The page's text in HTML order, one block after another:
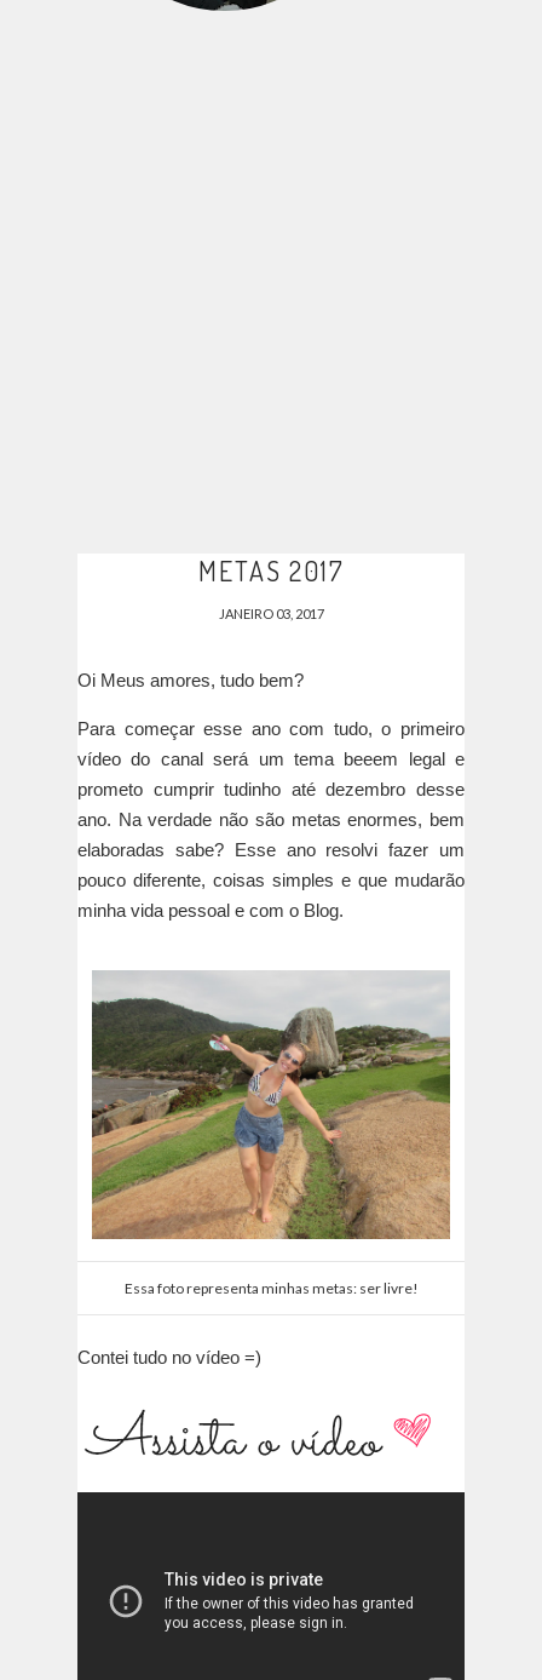
METAS 2017
JANEIRO 03, 2017
Oi Meus amores, tudo bem?
Para começar esse ano com tudo, o primeiro
vídeo do canal será um tema beeem legal e
prometo cumprir tudinho até dezembro desse
ano. Na verdade não são metas enormes, bem
elaboradas sabe? Esse ano resolvi fazer um
pouco diferente, coisas simples e que mudarão
minha vida pessoal e com o Blog.
Essa foto representa minhas metas: ser livre!
Contei tudo no vídeo =)